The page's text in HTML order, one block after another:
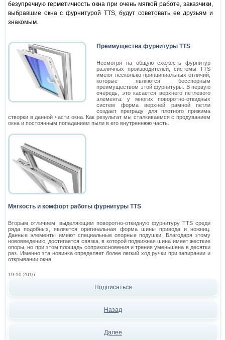
безупречную герметичность окна при очень мягкой работе, заказчики,
выбравшие окна с фурнитурой TTS, будут советовать ее друзьям и
знакомым.
Преимущества фурнитуры TTS
Несмотря на общую схожесть фурнитур
различных производителей, системы TTS
имеют несколько принципиальных отличий,
которые являются бесспорным
преимуществом этой фурнитуры. В первую
очередь, это касается верхнего петлевого
элемента: у многих поворотно-откидных
систем форма верхней рамной петли
создает преграду для плотного прижима
створки в данной части окна. Как результат мы сталкиваемся с продуванием
окна и постоянным попаданием пыли в его внутреннюю часть.
Мягкость и комфорт работы фурнитуры TTS
Вторым отличием, выделяющим поворотно-откидную фурнитуру TTS среди
ряда подобных, является оригинальная форма шины привода и ножниц.
Данные элементы имеют специальные опорные подушки. Благодаря этому
нововведению, достигается связка, в которой подвижная шина имеет жесткие
опоры, но при этом площадь соприкосновения и трения уменьшена в десятки
раз. Именно эта новинка определяет более легкий ход ручки при запирании и
открывании окна.
19-10-2016
Подписаться
Назад
Далее